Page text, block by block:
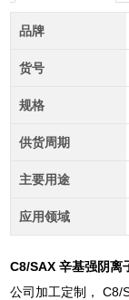
品牌
货号
规格
供货周期
主要用途
应用领域
C8/SAX 辛基强阴离
公司加工定制， C8/